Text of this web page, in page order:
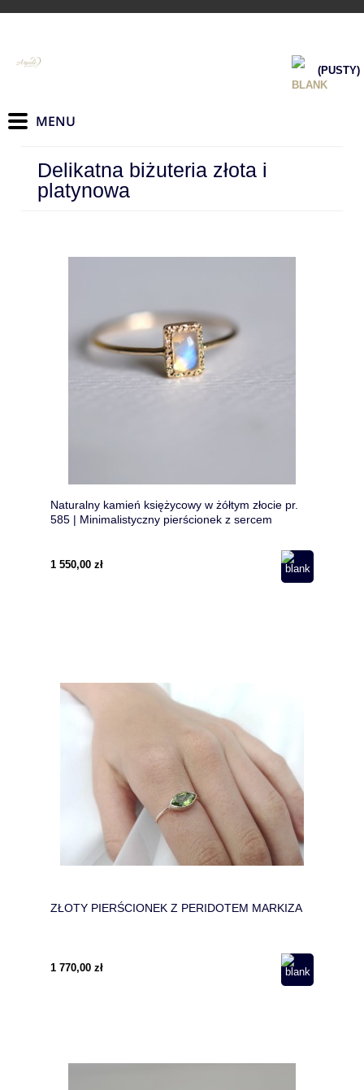
(PUSTY)
Delikatna biżuteria złota i
platynowa
Naturalny kamień księżycowy w żółtym złocie pr.
585 | Minimalistyczny pierścionek z sercem
1 550,00 zł
ZŁOTY PIERŚCIONEK Z PERIDOTEM MARKIZA
1 770,00 zł